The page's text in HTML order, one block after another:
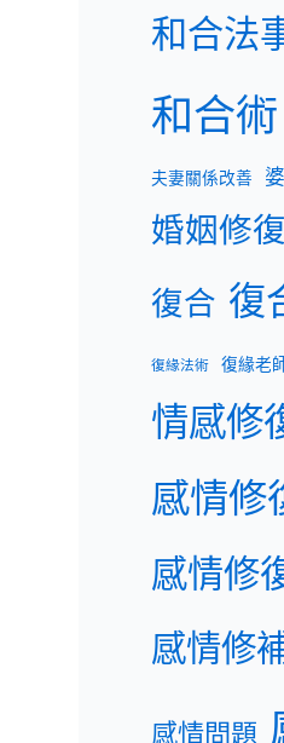
和合法
和合術
夫妻關係改善
婚姻修復
復合 復
復緣法術 復緣老
情感修
感情修
感情修
感情修
感情問題